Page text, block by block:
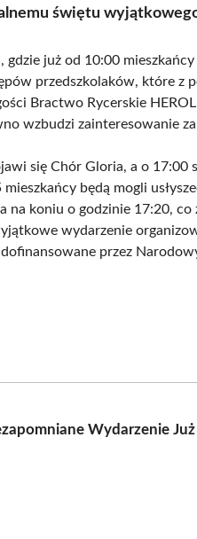
świętu
już od 10:00
przedszkolaków, które z
Bractwo Rycerskie
wzbudzi zainteresowanie
się Chór Gloria, a o 17:00
będą mogli
koniu o godzinie 17:20,
wydarzenie
dofinansowane przez
Wydarzenie